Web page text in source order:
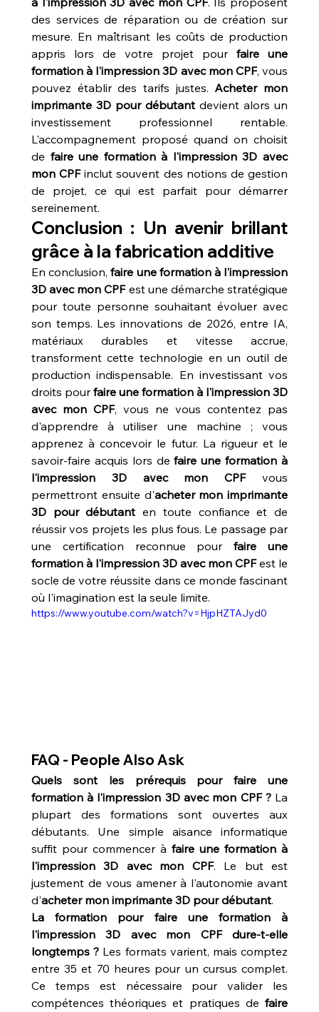
des services de réparation ou de création sur
mesure. En maîtrisant les coûts de production
appris lors de votre projet pour faire une
formation à l'impression 3D avec mon CPF, vous
pouvez établir des tarifs justes. Acheter mon
imprimante 3D pour débutant devient alors un
investissement professionnel rentable.
L'accompagnement proposé quand on choisit
de faire une formation à l'impression 3D avec
mon CPF inclut souvent des notions de gestion
de projet, ce qui est parfait pour démarrer
sereinement.
Conclusion : Un avenir brillant
grâce à la fabrication additive
En conclusion, faire une formation à l'impression
3D avec mon CPF est une démarche stratégique
pour toute personne souhaitant évoluer avec
son temps. Les innovations de 2026, entre IA,
matériaux durables et vitesse accrue,
transforment cette technologie en un outil de
production indispensable. En investissant vos
droits pour faire une formation à l'impression 3D
avec mon CPF, vous ne vous contentez pas
d'apprendre à utiliser une machine ; vous
apprenez à concevoir le futur. La rigueur et le
savoir-faire acquis lors de faire une formation à
l'impression 3D avec mon CPF vous
permettront ensuite d'acheter mon imprimante
3D pour débutant en toute confiance et de
réussir vos projets les plus fous. Le passage par
une certification reconnue pour faire une
formation à l'impression 3D avec mon CPF est le
socle de votre réussite dans ce monde fascinant
où l'imagination est la seule limite.
https://www.youtube.com/watch?v=HjpHZTAJyd0
FAQ - People Also Ask
Quels sont les prérequis pour faire une
formation à l'impression 3D avec mon CPF ? La
plupart des formations sont ouvertes aux
débutants. Une simple aisance informatique
suffit pour commencer à faire une formation à
l'impression 3D avec mon CPF. Le but est
justement de vous amener à l'autonomie avant
d'acheter mon imprimante 3D pour débutant.
La formation pour faire une formation à
l'impression 3D avec mon CPF dure-t-elle
longtemps ? Les formats varient, mais comptez
entre 35 et 70 heures pour un cursus complet.
Ce temps est nécessaire pour valider les
compétences théoriques et pratiques de faire